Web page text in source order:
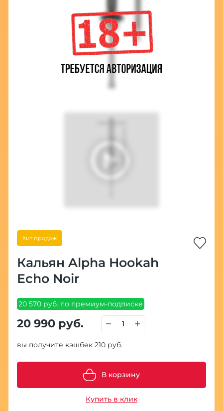
Хит продаж
Кальян Alpha Hookah
Echo Noir
20 570 руб. по премиум-подписке
20 990 руб.
вы получите кэшбек 210 руб.
В корзину
Купить в клик